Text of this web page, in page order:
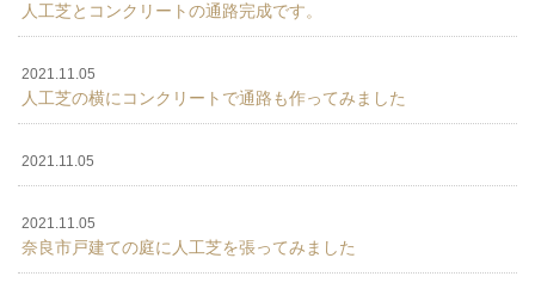
人工芝とコンクリートの通路完成です。
2021.11.05
人工芝の横にコンクリートで通路も作ってみました
2021.11.05
2021.11.05
奈良市戸建ての庭に人工芝を張ってみました